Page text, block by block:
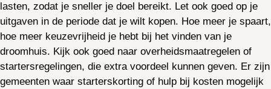
lasten, zodat je sneller je doel bereikt. Let ook goed op je
uitgaven in de periode dat je wilt kopen. Hoe meer je spaart,
hoe meer keuzevrijheid je hebt bij het vinden van je
droomhuis. Kijk ook goed naar overheidsmaatregelen of
startersregelingen, die extra voordeel kunnen geven. Er zijn
gemeenten waar starterskorting of hulp bij kosten mogelijk